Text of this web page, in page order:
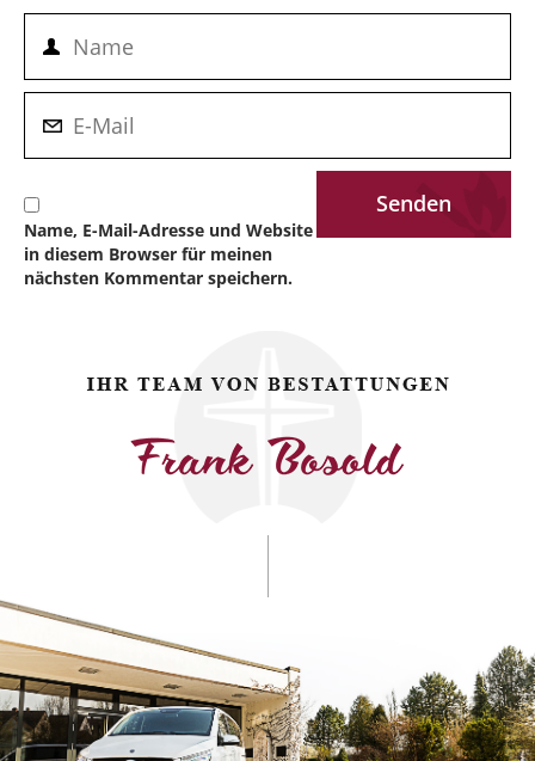
Name, E-Mail-Adresse und Website
in diesem Browser für meinen
nächsten Kommentar speichern.